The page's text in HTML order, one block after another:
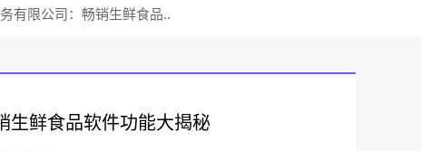
有限公司：畅销生鲜食品..
生鲜食品软件功能大揭秘